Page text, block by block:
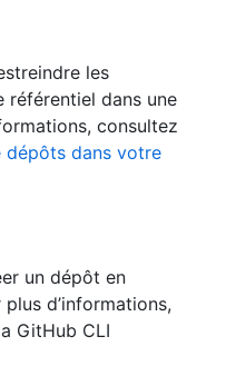
les
référentiel dans une
consultez
dépôts dans votre
un dépôt en
d’informations,
GitHub CLI